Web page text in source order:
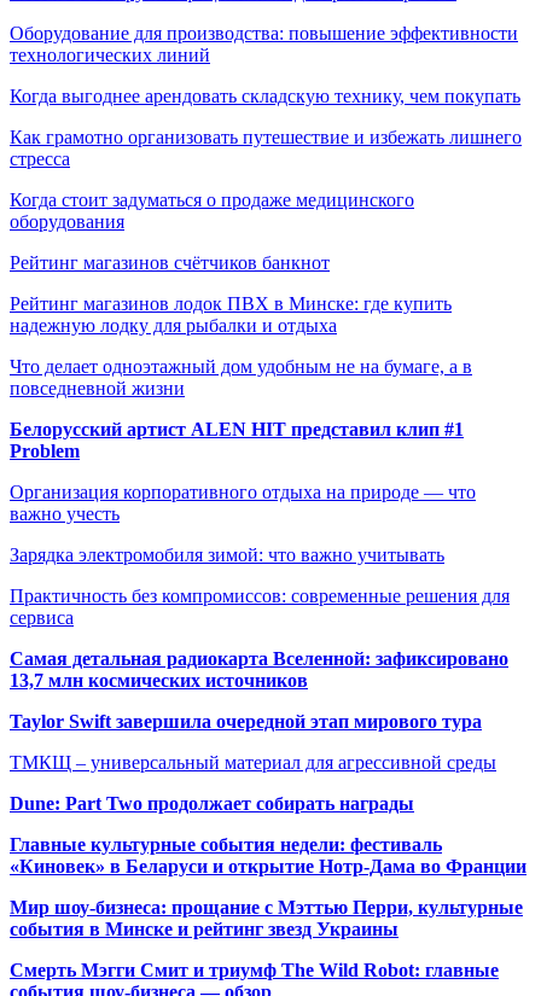
Оборудование для производства: повышение эффективности
технологических линий
Когда выгоднее арендовать складскую технику, чем покупать
Как грамотно организовать путешествие и избежать лишнего
стресса
Когда стоит задуматься о продаже медицинского
оборудования
Рейтинг магазинов счётчиков банкнот
Рейтинг магазинов лодок ПВХ в Минске: где купить
надежную лодку для рыбалки и отдыха
Что делает одноэтажный дом удобным не на бумаге, а в
повседневной жизни
Белорусский артист ALEN HIT представил клип #1
Problem
Организация корпоративного отдыха на природе — что
важно учесть
Зарядка электромобиля зимой: что важно учитывать
Практичность без компромиссов: современные решения для
сервиса
Самая детальная радиокарта Вселенной: зафиксировано
13,7 млн космических источников
Taylor Swift завершила очередной этап мирового тура
ТМКЩ – универсальный материал для агрессивной среды
Dune: Part Two продолжает собирать награды
Главные культурные события недели: фестиваль
«Киновек» в Беларуси и открытие Нотр-Дама во Франции
Мир шоу-бизнеса: прощание с Мэттью Перри, культурные
события в Минске и рейтинг звезд Украины
Смерть Мэгги Смит и триумф The Wild Robot: главные
события шоу-бизнеса — обзор